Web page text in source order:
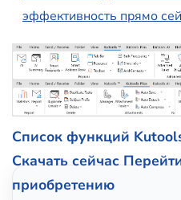
эффективность прямо
Список функций
Скачать сейчас
приобретению